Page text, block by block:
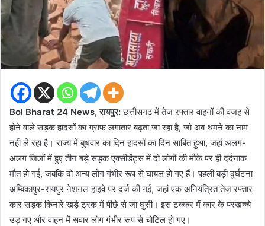
Bol Bharat 24 News, रायपुर:छत्तीसगढ़ में तेज रफ्तार वाहनों की वजह से
होने वाले सड़क हादसों का ग्राफ लगातार बढ़ता जा रहा है, जो अब थमने का नाम
नहीं ले रहा है। राज्य में बुधवार का दिन हादसों का दिन साबित हुआ, जहां अलग-
अलग जिलों में हुए तीन बड़े सड़क एक्सीडेंट्स में दो लोगों की मौके पर ही दर्दनाक
मौत हो गई, जबकि दो अन्य लोग गंभीर रूप से घायल हो गए हैं। पहली बड़ी दुर्घटना
अम्बिकापुर-रायपुर नेशनल हाइवे पर दर्ज की गई, जहां एक अनियंत्रित तेज रफ्तार
कार सड़क किनारे खड़े ट्रक में पीछे से जा घुसी। इस टक्कर में कार के परखच्चे
उड़ गए और वाहन में सवार लोग गंभीर रूप से चोटिल हो गए।